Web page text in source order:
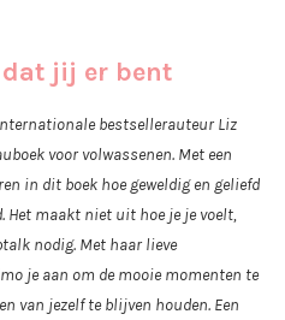
jij er bent
bestsellerauteur Liz
voor volwassenen. Met een
in dit boek hoe geweldig en geliefd
Het maakt niet uit hoe je je voelt,
nodig. Met haar lieve
je aan om de mooie momenten te
van jezelf te blijven houden. Een